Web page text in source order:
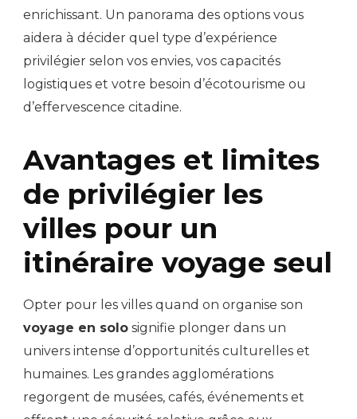
enrichissant. Un panorama des options vous
aidera à décider quel type d’expérience
privilégier selon vos envies, vos capacités
logistiques et votre besoin d’écotourisme ou
d’effervescence citadine.
Avantages et limites
de privilégier les
villes pour un
itinéraire voyage seul
Opter pour les villes quand on organise son
voyage en solo signifie plonger dans un
univers intense d’opportunités culturelles et
humaines. Les grandes agglomérations
regorgent de musées, cafés, événements et